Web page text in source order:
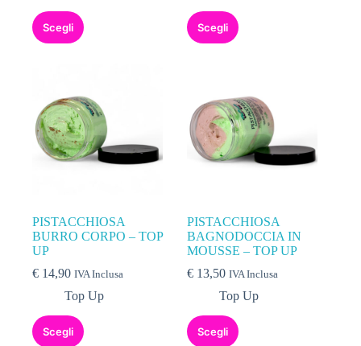
Scegli Scegli
PISTACCHIOSA
BURRO CORPO – TOP
UP
€ 14,90 IVA Inclusa
Top Up
Scegli
PISTACCHIOSA
BAGNODOCCIA IN
MOUSSE – TOP UP
€ 13,50 IVA Inclusa
Top Up
Scegli